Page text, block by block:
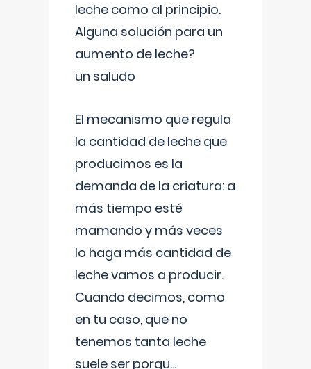
leche como al principio.
Alguna solución para un
aumento de leche?
un saludo
El mecanismo que regula
la cantidad de leche que
producimos es la
demanda de la criatura: a
más tiempo esté
mamando y más veces
lo haga más cantidad de
leche vamos a producir.
Cuando decimos, como
en tu caso, que no
tenemos tanta leche
suele ser porqu...